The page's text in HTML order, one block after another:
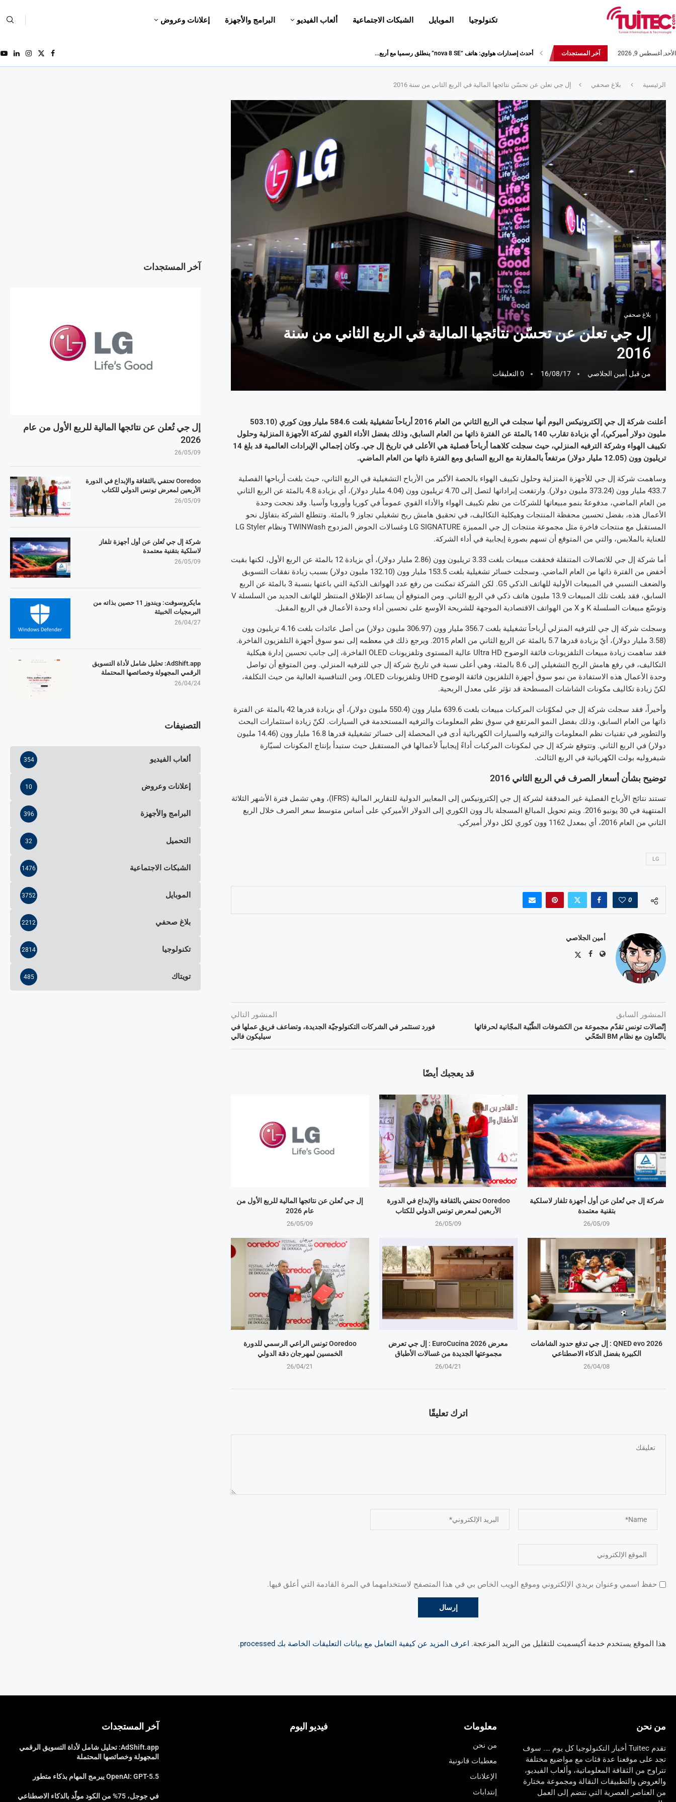
تكنولوجيا الموبايل الشبكات الاجتماعية ألعاب الفيديو البرامج والأجهزة إعلانات وعروض
الأحد, أغسطس 9, 2026 آخر المستجدات أحدث إصدارات هواوي: هاتف “nova 8 SE” ينطلق رسميا مع أربع...
الرئيسية بلاغ صحفي إل جي تعلن عن تحسّن نتائجها المالية في الربع الثاني من سنة 2016
بلاغ صحفي
إل جي تعلن عن تحسّن نتائجها المالية في الربع الثاني من سنة
2016
من قبل أمين الجلاصي 16/08/17 0 التعليقات
أعلنت شركة إل جي إلكترونيكس اليوم أنها سجلت في الربع الثاني من العام 2016 أرباحاً تشغيلية بلغت 584.6 مليار وون كوري (503.10
مليون دولار أميركي)، أي بزيادة تقارب 140 بالمئة عن الفترة ذاتها من العام السابق، وذلك بفضل الأداء القوي لشركة الأجهزة المنزلية وحلول
تكييف الهواء وشركة الترفيه المنزلي، حيث سجلت كلاهما أرباحاً فصلية هي الأعلى في تاريخ إل جي. وكان إجمالي الإيرادات العالمية قد بلغ 14
تريليون وون (12.05 مليار دولار) مرتفعاً بالمقارنة مع الربع السابق ومع الفترة ذاتها من العام الماضي.
وساهمت شركة إل جي للأجهزة المنزلية وحلول تكييف الهواء بالحصة الأكبر من الأرباح التشغيلية في الربع الثاني، حيث بلغت أرباحها الفصلية
433.7 مليار وون (373.24 مليون دولار). وارتفعت إيراداتها لتصل إلى 4.70 تريليون وون (4.04 مليار دولار)، أي بزيادة 4.8 بالمئة عن الربع الثاني
من العام الماضي، مدفوعةً بنمو مبيعاتها للشركات من نظم تكييف الهواء والأداء القوي عموماً في كوريا وأوروبا وآسيا. وقد نجحت وحدة
الأعمال هذه، بفضل تحسين محفظة المنتجات وهيكلية التكاليف، في تحقيق هامش ربح تشغيلي تجاوز 9 بالمئة. وتتطلع الشركة بتفاؤل نحو
المستقبل مع منتجات فاخرة مثل مجموعة منتجات إل جي المميزة LG SIGNATURE وغسالات الحوض المزدوج TWINWash ونظام LG Styler
للعناية بالملابس، والتي من المتوقع أن تسهم بصورة إيجابية في أداء الشركة.
أما شركة إل جي للاتصالات المتنقلة فحققت مبيعات بلغت 3.33 تريليون وون (2.86 مليار دولار)، أي بزيادة 12 بالمئة عن الربع الأول، لكنها بقيت
أخفض من الفترة ذاتها من العام الماضي. وسجلت خسائر تشغيلية بلغت 153.5 مليار وون (132.10 مليون دولار) بسبب زيادة نفقات التسويق
والضعف النسبي في المبيعات الأولية للهاتف الذكي G5. لكن الشركة تمكنت من رفع عدد الهواتف الذكية التي باعتها بنسبة 3 بالمئة عن الربع
السابق، فقد بلغت تلك المبيعات 13.9 مليون هاتف ذكي في الربع الثاني. ومن المتوقع أن يساعد الإطلاق المنتظر للهاتف الجديد من السلسلة V
وتوسّع مبيعات السلسلة K و X من الهواتف الاقتصادية الموجهة للشريحة الأوسع على تحسين أداء وحدة الأعمال في الربع المقبل.
وسجلت شركة إل جي للترفيه المنزلي أرباحاً تشغيلية بلغت 356.7 مليار وون (306.97 مليون دولار) من أصل عائدات بلغت 4.16 تريليون وون
(3.58 مليار دولار)، أيّ بزيادة قدرها 5.7 بالمئة عن الربع الثاني من العام 2015. ويرجع ذلك في معظمه إلى نمو سوق أجهزة التلفزيون الفاخرة.
فقد ساهمت زيادة مبيعات التلفزيونات فائقة الوضوح Ultra HD عالية المستوى وتلفزيونات OLED الفاخرة، إلى جانب تحسين إدارة هيكلية
التكاليف، في رفع هامش الربح التشغيلي إلى 8.6 بالمئة، وهي أعلى نسبة في تاريخ شركة إل جي للترفيه المنزلي. ومن المتوقع أن تواصل
وحدة الأعمال هذه الاستفادة من نمو سوق أجهزة التلفزيون فائقة الوضوح UHD وتلفزيونات OLED، ومن التنافسية العالية من حيث التكلفة،
لكنّ زيادة تكاليف مكونات الشاشات المسطحة قد تؤثر على معدل الربحية.
وأخيراً، فقد سجلت شركة إل جي لمكوّنات المركبات مبيعات بلغت 639.6 مليار وون (550.4 مليون دولار)، أي بزيادة قدرها 42 بالمئة عن الفترة
ذاتها من العام السابق، وذلك بفضل النمو المرتفع في سوق نظم المعلومات والترفيه المستخدمة في السيارات. لكنّ زيادة استثمارات البحث
والتطوير في تقنيات نظم المعلومات والترفيه والسيارات الكهربائية أدى في المحصلة إلى خسائر تشغيلية قدرها 16.8 مليار وون (14.46 مليون
دولار) في الربع الثاني. وتتوقع شركة إل جي لمكونات المركبات أداءً إيجابياً لأعمالها في المستقبل حيث ستبدأ بإنتاج المكونات لسيّارة
شيفروليه بولت الكهربائية في الربع الثالث.
توضيح بشأن أسعار الصرف في الربع الثاني 2016
تستند نتائج الأرباح الفصلية غير المدققة لشركة إل جي إلكترونيكس إلى المعايير الدولية للتقارير المالية (IFRS)، وهي تشمل فترة الأشهر الثلاثة
المنتهية في 30 يونيو 2016. ويتم تحويل المبالغ المسجلة بالـ وون الكوري إلى الدولار الأميركي على أساس متوسط سعر الصرف خلال الربع
الثاني من العام 2016، أي بمعدل 1162 وون كوري لكل دولار أميركي.
LG
0
أمين الجلاصي
المنشور السابق
إتّصالات تونس تقدّم مجموعة من الكشوفات الطّبّية المجّانية لحرفائها
بالتّعاون مع نظام BM الصّحّي
المنشور التالي
فورد تستثمر في الشركات التكنولوجيّة الجديدة، وتضاعف فريق عملها في
سيليكون فالي
قد يعجبك أيضًا
إل جي تُعلن عن نتائجها المالية للربع الأول من
عام 2026
26/05/09
Ooredoo تحتفي بالثقافة والإبداع في الدورة
الأربعين لمعرض تونس الدولي للكتاب
26/05/09
شركة إل جي تُعلن عن أول أجهزة تلفاز لاسلكية
بتقنية معتمدة
26/05/09
Ooredoo تونس الراعي الرسمي للدورة
الخمسين لمهرجان دقة الدولي
26/04/21
معرض EuroCucina 2026 : إل جي تعرض
مجموعتها الجديدة من غسالات الأطباق
26/04/21
QNED evo 2026 : إل جي تدفع حدود الشاشات
الكبيرة بفضل الذكاء الاصطناعي
26/04/08
اترك تعليقًا
حفظ اسمي وعنوان بريدي الإلكتروني وموقع الويب الخاص بي في هذا المتصفح لاستخدامهما في المرة القادمة التي أعلق فيها.
هذا الموقع يستخدم خدمة أكيسميت للتقليل من البريد المزعجة. اعرف المزيد عن كيفية التعامل مع بيانات التعليقات الخاصة بك processed .
آخر المستجدات
إل جي تُعلن عن نتائجها المالية للربع الأول من عام
2026
26/05/09
Ooredoo تحتفي بالثقافة والإبداع في الدورة
الأربعين لمعرض تونس الدولي للكتاب
26/05/09
شركة إل جي تُعلن عن أول أجهزة تلفاز
لاسلكية بتقنية معتمدة
26/05/09
مايكروسوفت: ويندوز 11 حصين بذاته من
البرمجيات الخبيثة
26/04/27
AdShift.app: تحليل شامل لأداة التسويق
الرقمي المجهولة وخصائصها المحتملة
26/04/24
التصنيفات
ألعاب الفيديو 354
إعلانات وعروض 10
البرامج والأجهزة 396
التحميل 32
الشبكات الاجتماعية 1476
الموبايل 3752
بلاغ صحفي 2212
تكنولوجيا 2814
تويتاك 485
من نحن
تقدم Tuitec أخبار التكنولوجيا كل يوم …. سوف
تجد على موقعنا عدة فئات مع مواضيع مختلفة
تتراوح من الثقافة المعلوماتية، وألعاب الفيديو،
والعروض والتطبيقات النقالة ومجموعة مختارة
من العناصر العصرية التي تنضم إلى العمل
معلومات
من نحن
معطيات قانونية
الإعلانات
إنتدابات
فيديو اليوم آخر المستجدات
AdShift.app: تحليل شامل لأداة التسويق الرقمي
المجهولة وخصائصها المحتملة
OpenAI: GPT-5.5 يبرمج المهام بذكاء متطور
في جوجل، 75% من الكود مولّد بالذكاء الاصطناعي